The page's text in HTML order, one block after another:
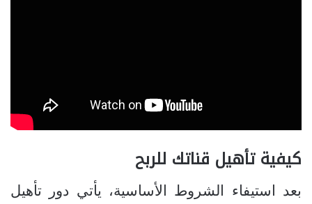
كيفية تأهيل قناتك للربح
بعد استيفاء الشروط الأساسية، يأتي دور تأهيل